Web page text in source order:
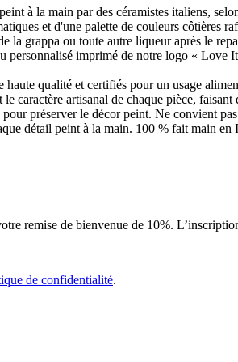
à la main par des céramistes italiens,
et d'une palette de couleurs côtières
la grappa ou toute autre liqueur après le
personnalisé imprimé de notre logo « Love
haute qualité et certifiés pour un usage
caractère artisanal de chaque pièce,
préserver le décor peint. Ne convient
détail peint à la main. 100 % fait main en
remise de bienvenue de 10%.
de confidentialité.